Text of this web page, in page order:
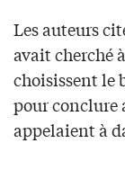
Les auteurs
avait cherché
choisissent le
pour conclure
appelaient à